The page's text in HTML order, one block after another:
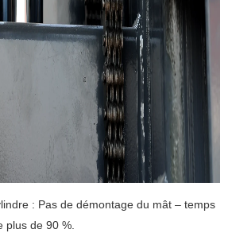
: Pas de démontage du mât – temps
plus de 90 %.